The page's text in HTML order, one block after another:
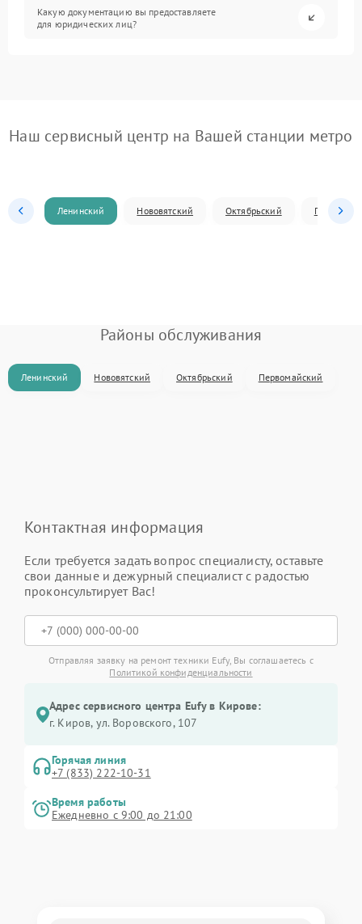
Какую документацию вы предоставляете
для юридических лиц?
Наш сервисный центр на Вашей станции метро
Ленинский Нововятский Октябрьский
Районы обслуживания
Ленинский Нововятский Октябрьский Первомайский
Контактная информация
Если требуется задать вопрос специалисту, оставьте
свои данные и дежурный специалист с радостью
проконсультирует Вас!
Отправляя заявку на ремонт техники Eufy, Вы соглашаетесь с
Политикой конфиденциальности
Адрес сервисного центра Eufy в Кирове:
г. Киров, ул. Воровского, 107
Горячая линия
+7 (833) 222-10-31
Время работы
Ежедневно с 9:00 до 21:00